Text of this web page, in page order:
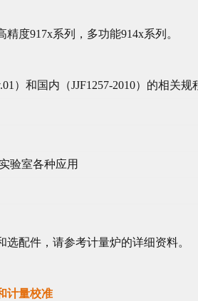
度917x系列，多功能914x系列。
）和国内（JJF1257-2010）的相关规
验室各种应用
配件，请参考计量炉的详细资料。
计量校准